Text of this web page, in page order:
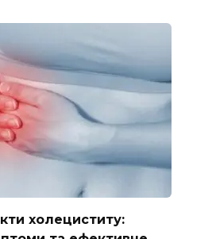
холециститу: